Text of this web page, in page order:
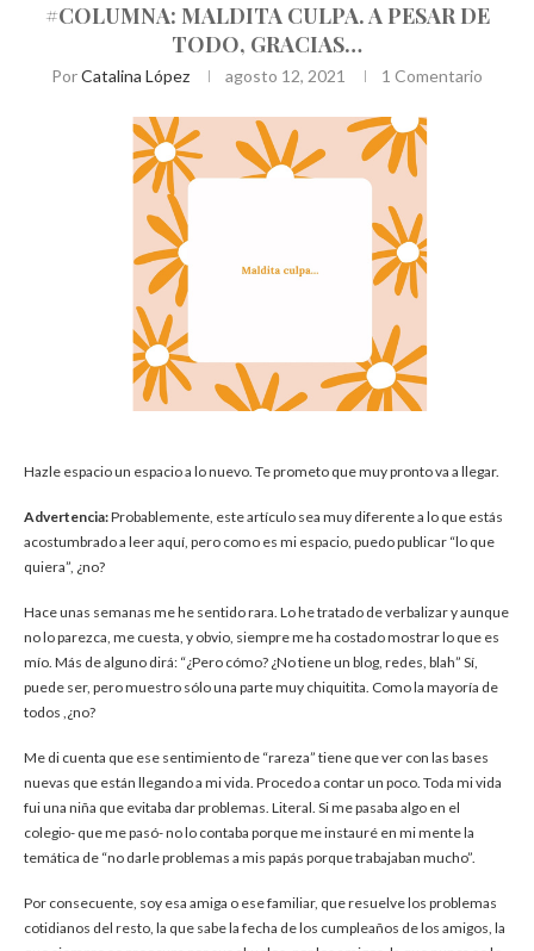
#COLUMNA: MALDITA CULPA. A PESAR DE
TODO, GRACIAS…
PorCatalina López agosto 12, 2021 1 Comentario
Hazle espacio un espacio a lo nuevo. Te prometo que muy pronto va a llegar.
Advertencia:Probablemente, este artículo sea muy diferente a lo que estás
acostumbrado a leer aquí, pero como es mi espacio, puedo publicar “lo que
quiera”, ¿no?
Hace unas semanas me he sentido rara. Lo he tratado de verbalizar y aunque
no lo parezca, me cuesta, y obvio, siempre me ha costado mostrar lo que es
mío. Más de alguno dirá: “¿Pero cómo? ¿No tiene un blog, redes, blah” Sí,
puede ser, pero muestro sólo una parte muy chiquitita. Como la mayoría de
todos ,¿no?
Me di cuenta que ese sentimiento de “rareza” tiene que ver con las bases
nuevas que están llegando a mi vida. Procedo a contar un poco. Toda mi vida
fui una niña que evitaba dar problemas. Literal. Si me pasaba algo en el
colegio- que me pasó- no lo contaba porque me instauré en mi mente la
temática de “no darle problemas a mis papás porque trabajaban mucho”.
Por consecuente, soy esa amiga o ese familiar, que resuelve los problemas
cotidianos del resto, la que sabe la fecha de los cumpleaños de los amigos, la